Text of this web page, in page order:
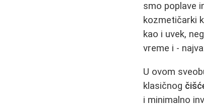
smo poplave
kozmetičarki
kao i uvek,
vreme i -
U ovom
klasičnog
i minimalno